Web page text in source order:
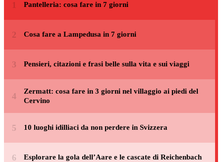
Pantelleria: cosa fare in 7 giorni
Cosa fare a Lampedusa in 7 giorni
Pensieri, citazioni e frasi belle sulla vita e sui viaggi
Zermatt: cosa fare in 3 giorni nel villaggio ai piedi del
Cervino
10 luoghi idilliaci da non perdere in Svizzera
Esplorare la gola dell’Aare e le cascate di Reichenbach